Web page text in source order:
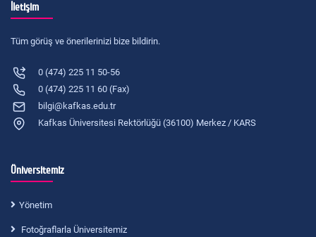
İletişim
Tüm görüş ve önerilerinizi bize bildirin.
0 (474) 225 11 50-56
0 (474) 225 11 60 (Fax)
bilgi@kafkas.edu.tr
Kafkas Üniversitesi Rektörlüğü (36100) Merkez / KARS
Üniversitemiz
Yönetim
Fotoğraflarla Üniversitemiz